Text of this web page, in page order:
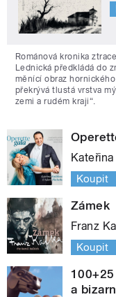
Románová kronika
Lednická předkládá do
měnící obraz
překrývá tlustá vrstva
zemi a rudém kraji“.
Koupit
Zámek
Franz
Koupit
a